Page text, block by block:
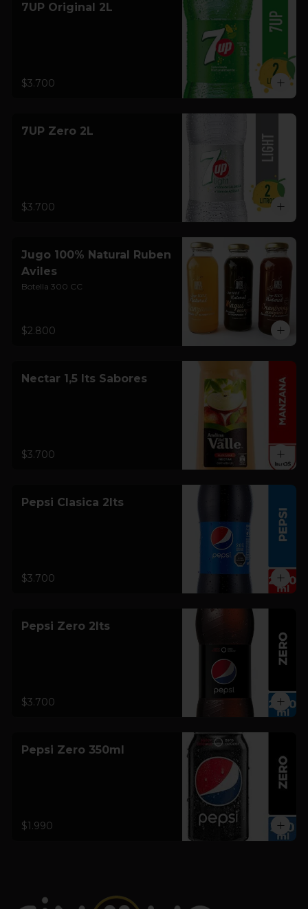
7UP Original 2L
$3.700
7UP Zero 2L
$3.700
Jugo 100% Natural Ruben
Aviles
Botella 300 CC
$2.800
Nectar 1,5 lts Sabores
$3.700
Pepsi Clasica 2lts
$3.700
Pepsi Zero 2lts
$3.700
Pepsi Zero 350ml
$1.990